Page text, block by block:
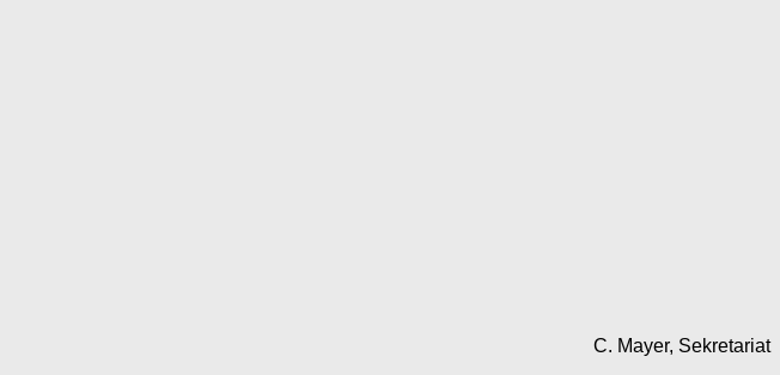
C. Mayer, Sekretariat